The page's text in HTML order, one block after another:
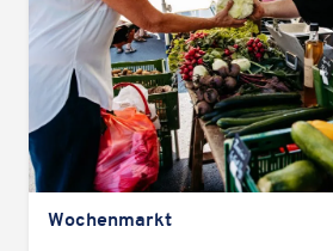
Wochen­markt